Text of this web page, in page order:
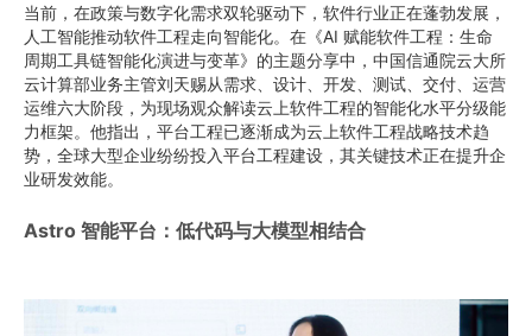
当前，在政策与数字化需求双轮驱动下，软件行业正在蓬勃发展，
人工智能推动软件工程走向智能化。在《AI 赋能软件工程：生命
周期工具链智能化演进与变革》的主题分享中，中国信通院云大所
云计算部业务主管刘天赐从需求、设计、开发、测试、交付、运营
运维六大阶段，为现场观众解读云上软件工程的智能化水平分级能
力框架。他指出，平台工程已逐渐成为云上软件工程战略技术趋
势，全球大型企业纷纷投入平台工程建设，其关键技术正在提升企
业研发效能。
Astro 智能平台：低代码与大模型相结合